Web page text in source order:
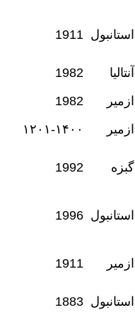
استانبول 1911
آنتالیا
1982
ازمیر
1982
ازمیر
۱۲۰۱-۱۴۰۰
گبزه 1992
استانبول 1996
ازمیر 1911
استانبول 1883